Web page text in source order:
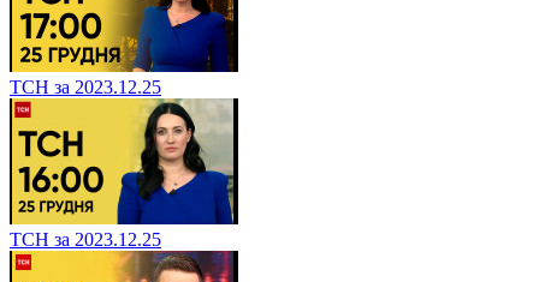
ТСН за 2023.12.25
ТСН за 2023.12.25